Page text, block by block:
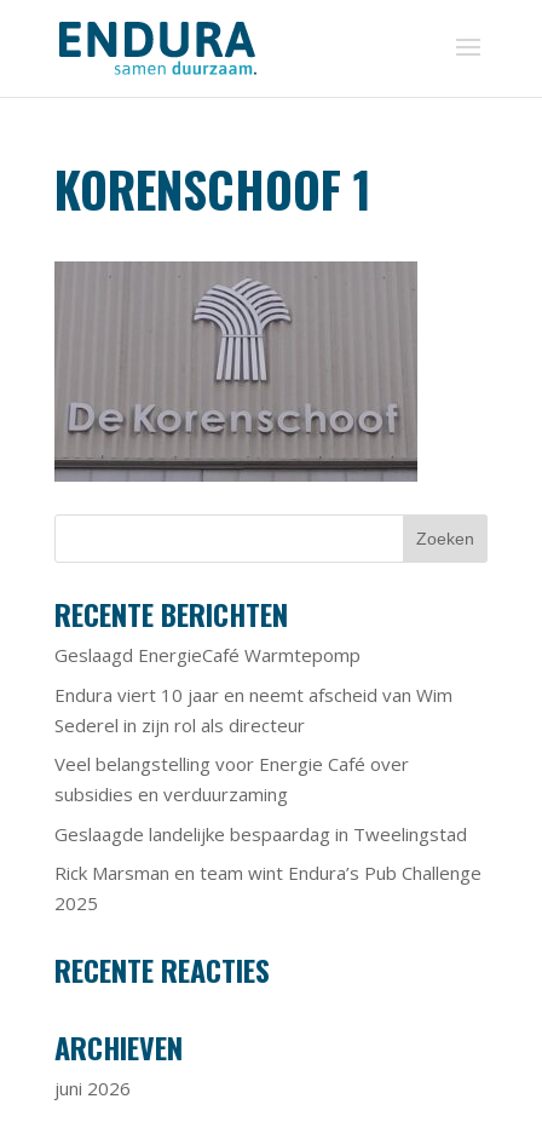
KORENSCHOOF 1
RECENTE BERICHTEN
Geslaagd EnergieCafé Warmtepomp
Endura viert 10 jaar en neemt afscheid van Wim
Sederel in zijn rol als directeur
Veel belangstelling voor Energie Café over
subsidies en verduurzaming
Geslaagde landelijke bespaardag in Tweelingstad
Rick Marsman en team wint Endura’s Pub Challenge
2025
RECENTE REACTIES
ARCHIEVEN
juni 2026